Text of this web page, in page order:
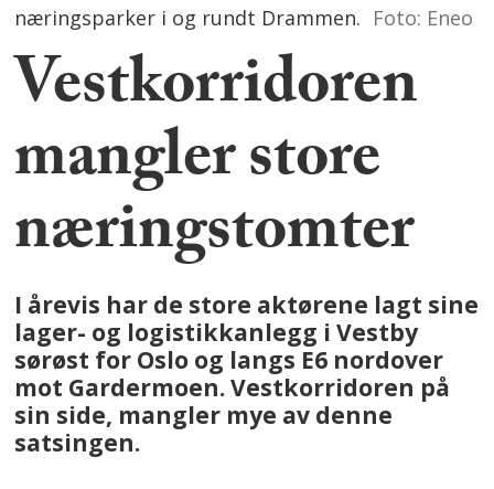
næringsparker i og rundt Drammen. Foto: Eneo
Vestkorridoren
mangler store
næringstomter
I årevis har de store aktørene lagt sine
lager- og logistikkanlegg i Vestby
sørøst for Oslo og langs E6 nordover
mot Gardermoen. Vestkorridoren på
sin side, mangler mye av denne
satsingen.